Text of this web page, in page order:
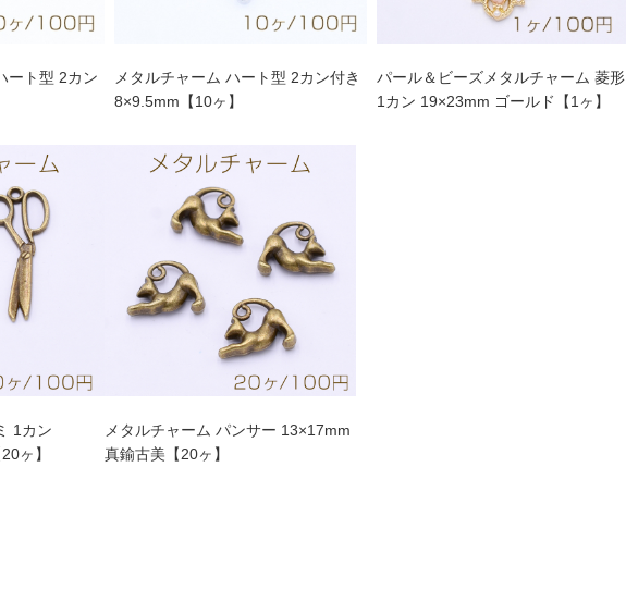
ート型 2カン
メタルチャーム ハート型 2カン付き
8×9.5mm【10ヶ】
パール＆ビーズメタルチャーム 菱形
1カン 19×23mm ゴールド【1ヶ】
1カン
ヶ】
メタルチャーム パンサー 13×17mm
真鍮古美【20ヶ】